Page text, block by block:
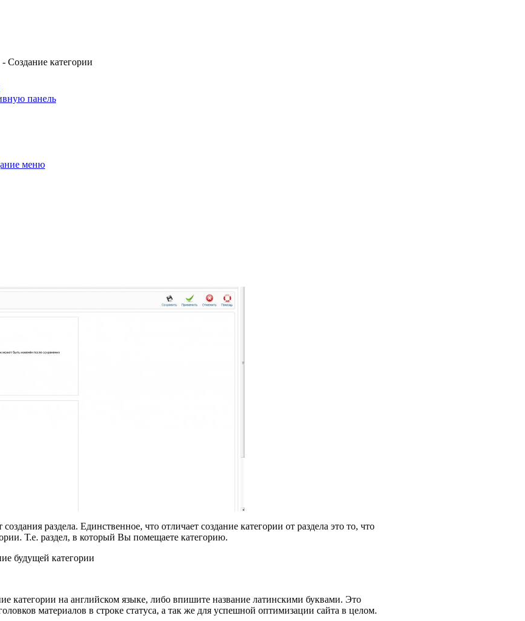
- Создание категории
панель
меню
раздела. Единственное, что отличает создание категории от раздела это то, что
Т.е. раздел, в который Вы помещаете категорию.
будущей категории
категории на английском языке, либо впишите название латинскими буквами. Это
материалов в строке статуса, а так же для успешной оптимизации сайта в целом.